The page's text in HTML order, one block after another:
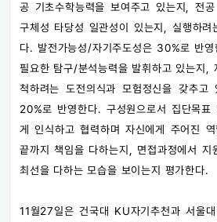
공 기초수학능력을 보여주고 있는지, 전
구체성 타당성 일관성이 있는지, 실행하
다. 발전가능성/자기주도성은 30%로 반영
필요한 탐구/분석능력을 발휘하고 있는지,
척하려는 도전의식과 모험정신을 갖추고
20%로 반영한다. 구성원으로서 집단목
게 인식하고 협력하며 자신에게 주어진
끝까지 책임을 다하는지, 면접과정에서 지
최선을 다하는 모습을 보이는지 평가한다.
11월27일은 건국대 KU자기추천과 서울